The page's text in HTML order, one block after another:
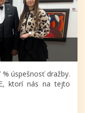
úspešnosť dražby.
ktorí nás na tejto